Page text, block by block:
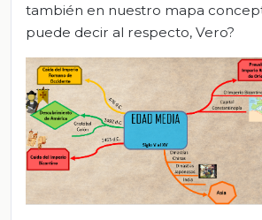
también en nuestro mapa
puede decir al respecto, Vero?